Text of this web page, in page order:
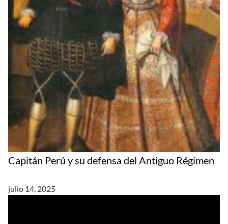
Capitán Perú y su defensa del Antiguo Régimen
julio 14, 2025